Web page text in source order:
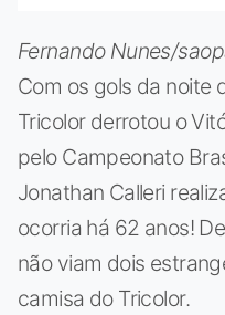
Fernando Nunes/
Com os gols da noite
Tricolor derrotou o
pelo Campeonato
Jonathan Calleri
ocorria há 62 anos!
não viam dois
camisa do Tricolor.